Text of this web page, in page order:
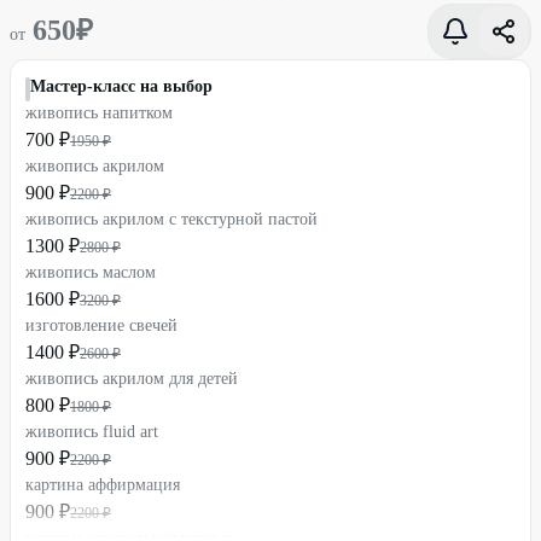
от 650₽
Мастер-класс на выбор
живопись напитком
700 ₽1950 ₽
живопись акрилом
900 ₽2200 ₽
живопись акрилом с текстурной пастой
1300 ₽2800 ₽
живопись маслом
1600 ₽3200 ₽
изготовление свечей
1400 ₽2600 ₽
живопись акрилом для детей
800 ₽1800 ₽
живопись fluid art
900 ₽2200 ₽
картина аффирмация
900 ₽2200 ₽